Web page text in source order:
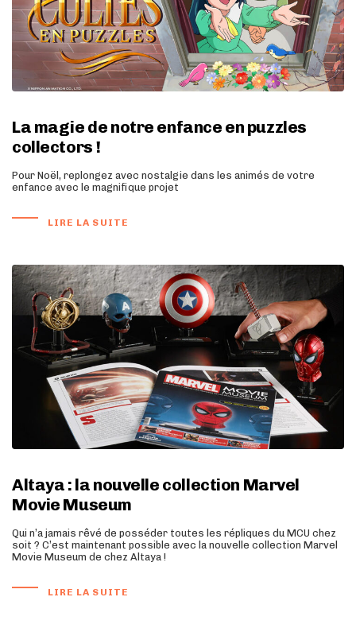
La magie de notre enfance en puzzles
collectors !
Pour Noël, replongez avec nostalgie dans les animés de votre
enfance avec le magnifique projet
LIRE LA SUITE
Altaya : la nouvelle collection Marvel
Movie Museum
Qui n’a jamais rêvé de posséder toutes les répliques du MCU chez
soit ? C’est maintenant possible avec la nouvelle collection Marvel
Movie Museum de chez Altaya !
LIRE LA SUITE